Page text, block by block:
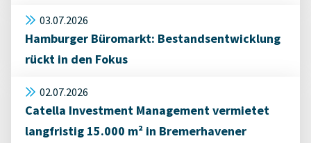
03.07.2026
Hamburger Büromarkt: Bestandsentwicklung
rückt in den Fokus
02.07.2026
Catella Investment Management vermietet
langfristig 15.000 m² in Bremerhavener